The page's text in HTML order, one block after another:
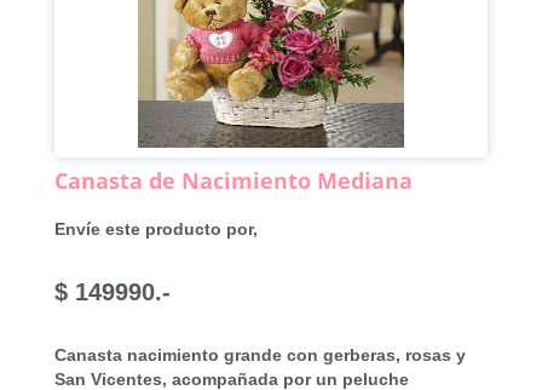
Canasta de Nacimiento Mediana
Envíe este producto por,
$ 149990.-
Canasta nacimiento grande con gerberas, rosas y
San Vicentes, acompañada por un peluche